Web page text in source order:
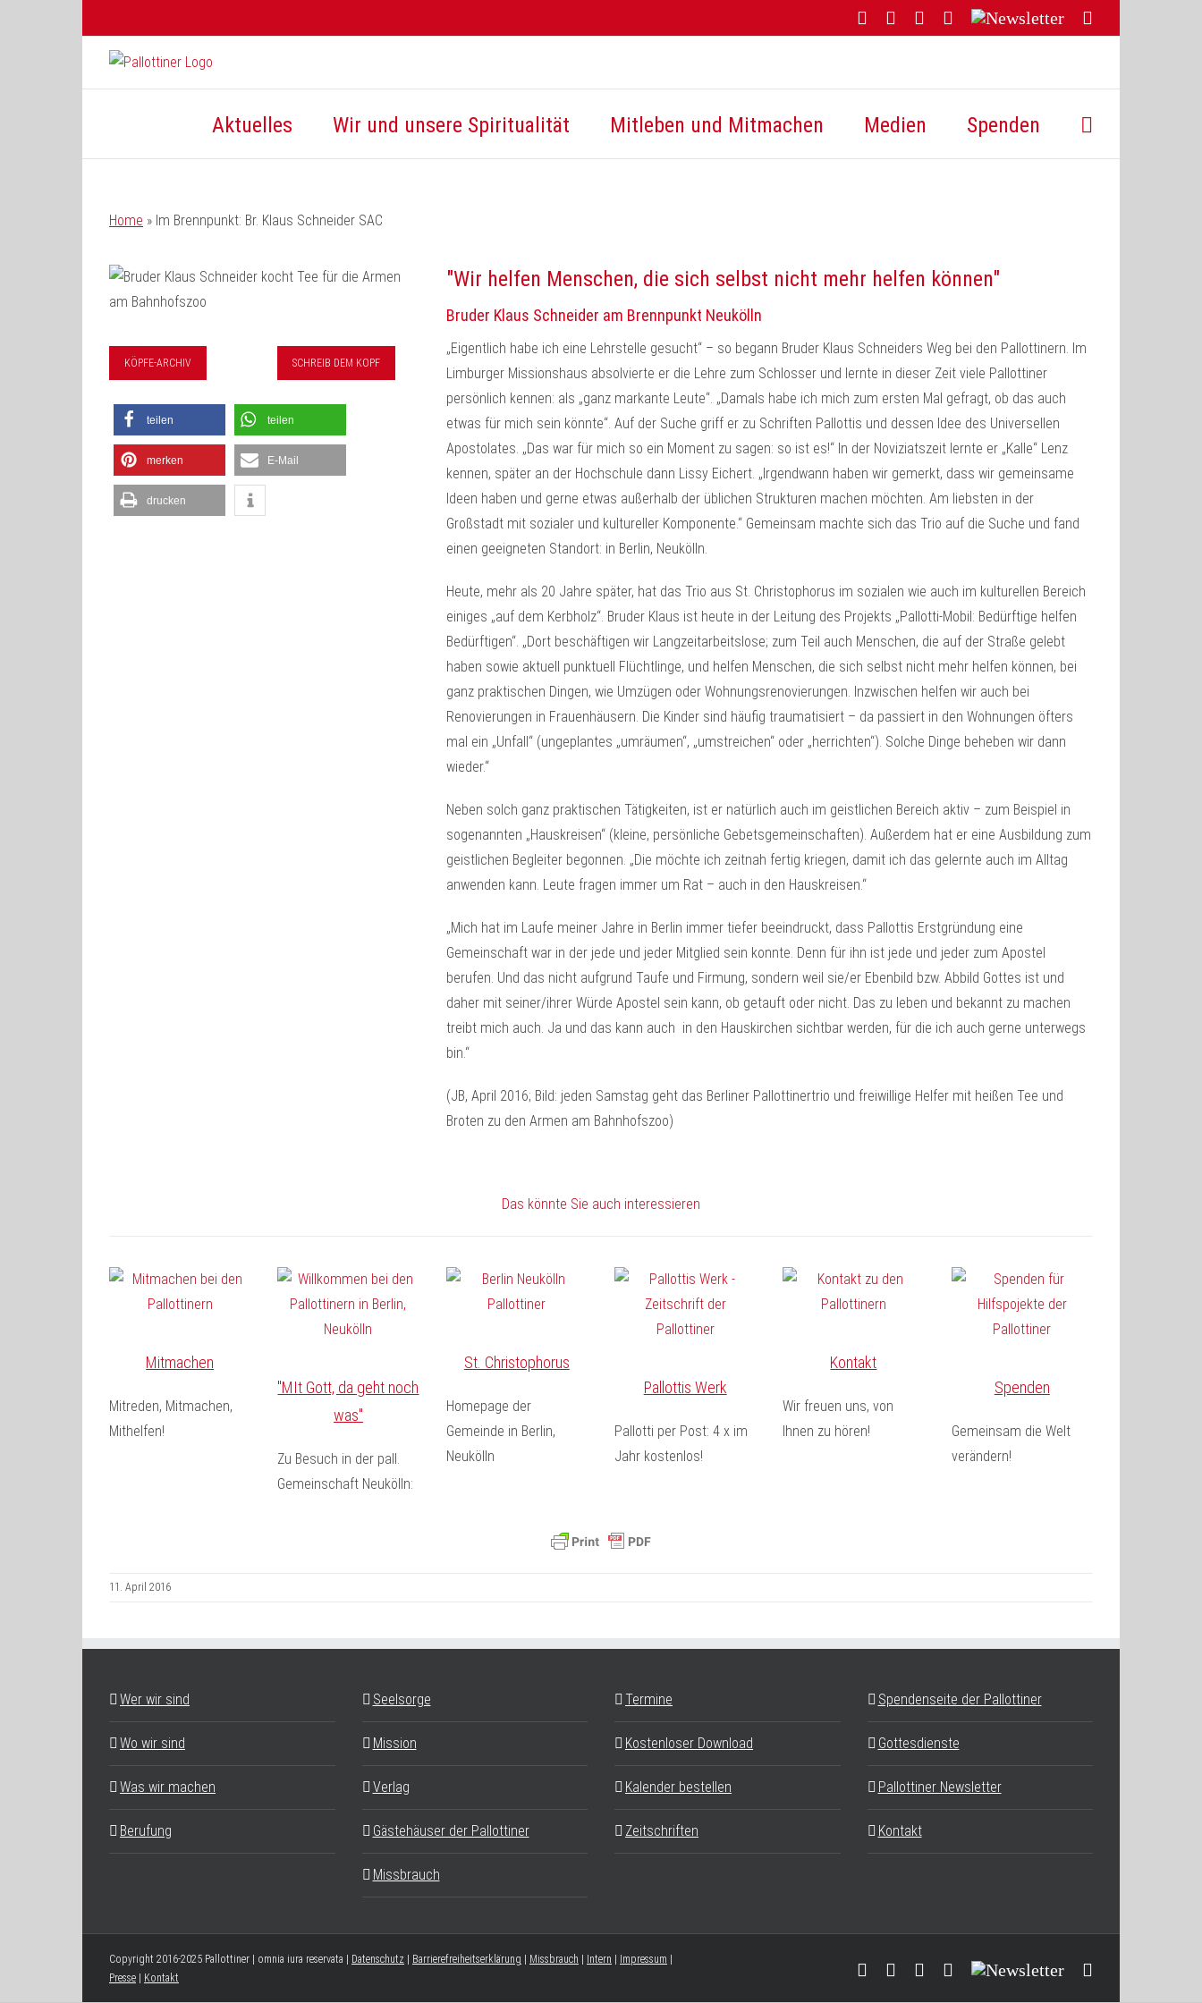
FacebookYouTubeInstagram
Threads
Newsletter
Mail
Aktuelles Wir und unsere Spiritualität Mitleben und Mitmachen Medien Spenden
Home » Im Brennpunkt: Br. Klaus Schneider SAC
KÖPFE-ARCHIV SCHREIB DEM KOPF
teilen teilen
merken E-Mail
drucken
"Wir helfen Menschen, die sich selbst nicht mehr helfen können"
Bruder Klaus Schneider am Brennpunkt Neukölln
„Eigentlich habe ich eine Lehrstelle gesucht“ – so begann Bruder Klaus Schneiders Weg bei den Pallottinern. Im
Limburger Missionshaus absolvierte er die Lehre zum Schlosser und lernte in dieser Zeit viele Pallottiner
persönlich kennen: als „ganz markante Leute“. „Damals habe ich mich zum ersten Mal gefragt, ob das auch
etwas für mich sein könnte“. Auf der Suche griff er zu Schriften Pallottis und dessen Idee des Universellen
Apostolates. „Das war für mich so ein Moment zu sagen: so ist es!“ In der Noviziatszeit lernte er „Kalle“ Lenz
kennen, später an der Hochschule dann Lissy Eichert. „Irgendwann haben wir gemerkt, dass wir gemeinsame
Ideen haben und gerne etwas außerhalb der üblichen Strukturen machen möchten. Am liebsten in der
Großstadt mit sozialer und kultureller Komponente.“ Gemeinsam machte sich das Trio auf die Suche und fand
einen geeigneten Standort: in Berlin, Neukölln.
Heute, mehr als 20 Jahre später, hat das Trio aus St. Christophorus im sozialen wie auch im kulturellen Bereich
einiges „auf dem Kerbholz“. Bruder Klaus ist heute in der Leitung des Projekts „Pallotti-Mobil: Bedürftige helfen
Bedürftigen“. „Dort beschäftigen wir Langzeitarbeitslose; zum Teil auch Menschen, die auf der Straße gelebt
haben sowie aktuell punktuell Flüchtlinge, und helfen Menschen, die sich selbst nicht mehr helfen können, bei
ganz praktischen Dingen, wie Umzügen oder Wohnungsrenovierungen. Inzwischen helfen wir auch bei
Renovierungen in Frauenhäusern. Die Kinder sind häufig traumatisiert – da passiert in den Wohnungen öfters
mal ein „Unfall“ (ungeplantes „umräumen“, „umstreichen“ oder „herrichten“). Solche Dinge beheben wir dann
wieder.“
Neben solch ganz praktischen Tätigkeiten, ist er natürlich auch im geistlichen Bereich aktiv – zum Beispiel in
sogenannten „Hauskreisen“ (kleine, persönliche Gebetsgemeinschaften). Außerdem hat er eine Ausbildung zum
geistlichen Begleiter begonnen. „Die möchte ich zeitnah fertig kriegen, damit ich das gelernte auch im Alltag
anwenden kann. Leute fragen immer um Rat – auch in den Hauskreisen.“
„Mich hat im Laufe meiner Jahre in Berlin immer tiefer beeindruckt, dass Pallottis Erstgründung eine
Gemeinschaft war in der jede und jeder Mitglied sein konnte. Denn für ihn ist jede und jeder zum Apostel
berufen. Und das nicht aufgrund Taufe und Firmung, sondern weil sie/er Ebenbild bzw. Abbild Gottes ist und
daher mit seiner/ihrer Würde Apostel sein kann, ob getauft oder nicht. Das zu leben und bekannt zu machen
treibt mich auch. Ja und das kann auch in den Hauskirchen sichtbar werden, für die ich auch gerne unterwegs
bin.“
(JB, April 2016; Bild: jeden Samstag geht das Berliner Pallottinertrio und freiwillige Helfer mit heißen Tee und
Broten zu den Armen am Bahnhofszoo)
Das könnte Sie auch interessieren
Mitmachen
Mitreden, Mitmachen,
Mithelfen!
"MIt Gott, da geht noch
was"
Zu Besuch in der pall.
Gemeinschaft Neukölln:
St. Christophorus
Homepage der
Gemeinde in Berlin,
Neukölln
Pallottis Werk
Pallotti per Post: 4 x im
Jahr kostenlos!
Kontakt
Wir freuen uns, von
Ihnen zu hören!
Spenden
Gemeinsam die Welt
verändern!
11. April 2016
Wer wir sind
Wo wir sind
Was wir machen
Berufung
Seelsorge
Mission
Verlag
Gästehäuser der Pallottiner
Missbrauch
Termine
Kostenloser Download
Kalender bestellen
Zeitschriften
Spendenseite der Pallottiner
Gottesdienste
Pallottiner Newsletter
Kontakt
Copyright 2016-2025 Pallottiner | omnia iura reservata | Datenschutz Barrierefreiheitserklärung Missbrauch Intern Impressum
Presse
Kontakt FacebookYouTubeInstagram
Threads
Newsletter